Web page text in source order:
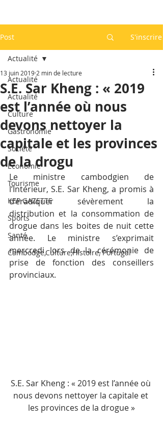
Post S'inscrire
Actualité
Actualité
Culture
Gastronomie
Société
Economie
Tourisme
KEP GAZETTE
Sports
Santé
Cambodge,Culture,Histoire, Portugal
Actualité
S.E. Sar Kheng : « 2019
est l’année où nous
devons nettoyer la
capitale et les provinces
de la drogu
13 juin 2019 2 min de lecture
Le ministre cambodgien de
l’Intérieur, S.E. Sar Kheng, a promis à
d’éradiquer sévèrement la
distribution et la consommation de
drogue dans les boites de nuit cette
année. Le ministre s’exprimait
mercredi lors de la cérémonie de
prise de fonction des conseillers
provinciaux.
S.E. Sar Kheng : « 2019 est l’année où
nous devons nettoyer la capitale et
les provinces de la drogue »